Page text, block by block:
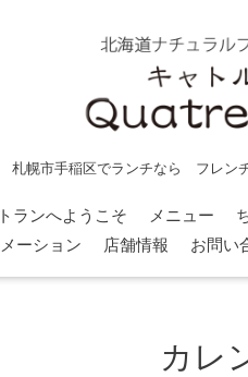
札幌市手稲区でランチなら フレン
ランへようこそ メニュー
ーション
店舗情報 お問い
カレ